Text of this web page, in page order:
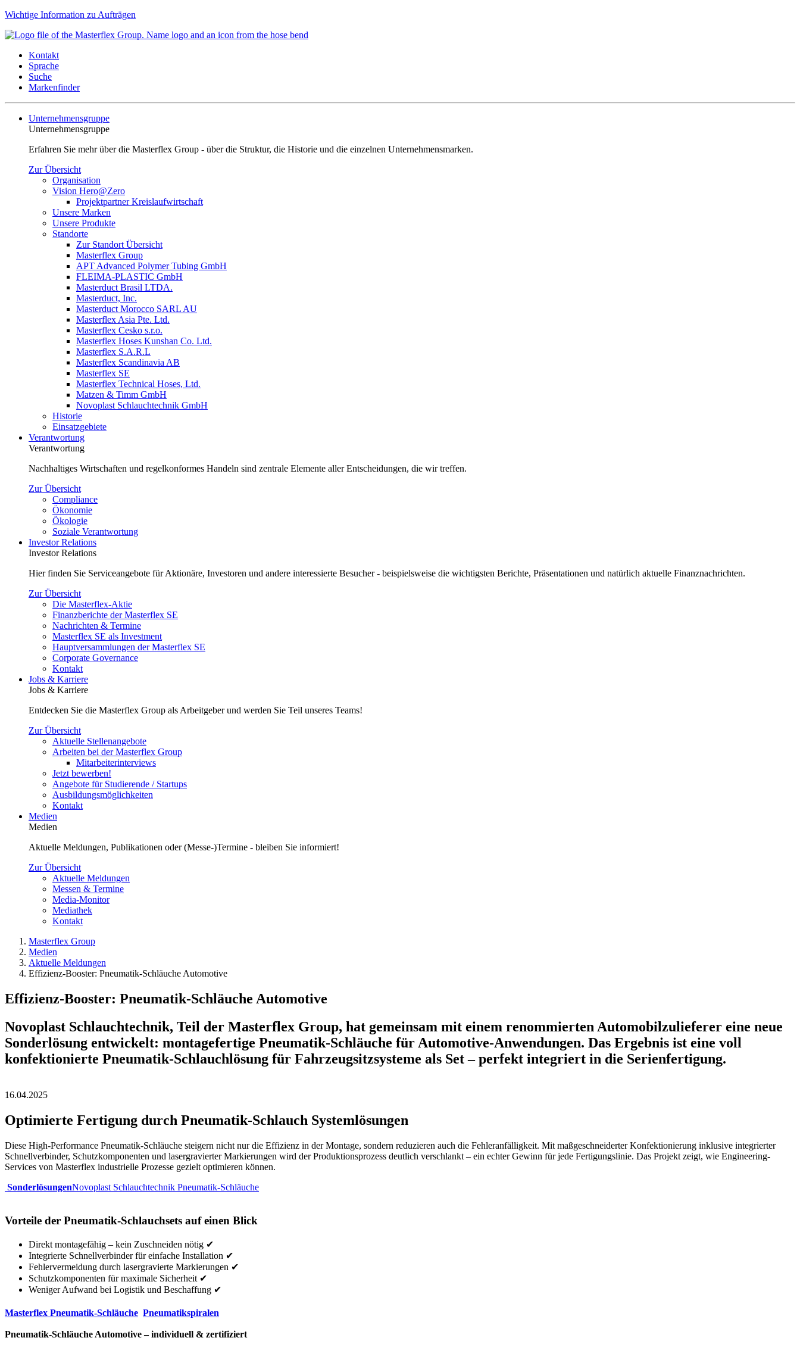
Wichtige Information zu Aufträgen
Kontakt
Sprache
Suche
Markenfinder
Unternehmensgruppe
Unternehmensgruppe
Erfahren Sie mehr über die Masterflex Group - über die Struktur, die Historie und die einzelnen Unternehmensmarken.
Zur Übersicht
Organisation
Vision Hero@Zero
Projektpartner Kreislaufwirtschaft
Unsere Marken
Unsere Produkte
Standorte
Zur Standort Übersicht
Masterflex Group
APT Advanced Polymer Tubing GmbH
FLEIMA-PLASTIC GmbH
Masterduct Brasil LTDA.
Masterduct, Inc.
Masterduct Morocco SARL AU
Masterflex Asia Pte. Ltd.
Masterflex Cesko s.r.o.
Masterflex Hoses Kunshan Co. Ltd.
Masterflex S.A.R.L
Masterflex Scandinavia AB
Masterflex SE
Masterflex Technical Hoses, Ltd.
Matzen & Timm GmbH
Novoplast Schlauchtechnik GmbH
Historie
Einsatzgebiete
Verantwortung
Verantwortung
Nachhaltiges Wirtschaften und regelkonformes Handeln sind zentrale Elemente aller Entscheidungen, die wir treffen.
Zur Übersicht
Compliance
Ökonomie
Ökologie
Soziale Verantwortung
Investor Relations
Investor Relations
Hier finden Sie Serviceangebote für Aktionäre, Investoren und andere interessierte Besucher - beispielsweise die wichtigsten Berichte, Präsentationen und natürlich aktuelle Finanznachrichten.
Zur Übersicht
Die Masterflex-Aktie
Finanzberichte der Masterflex SE
Nachrichten & Termine
Masterflex SE als Investment
Hauptversammlungen der Masterflex SE
Corporate Governance
Kontakt
Jobs & Karriere
Jobs & Karriere
Entdecken Sie die Masterflex Group als Arbeitgeber und werden Sie Teil unseres Teams!
Zur Übersicht
Aktuelle Stellenangebote
Arbeiten bei der Masterflex Group
Mitarbeiterinterviews
Jetzt bewerben!
Angebote für Studierende / Startups
Ausbildungsmöglichkeiten
Kontakt
Medien
Medien
Aktuelle Meldungen, Publikationen oder (Messe-)Termine - bleiben Sie informiert!
Zur Übersicht
Aktuelle Meldungen
Messen & Termine
Media-Monitor
Mediathek
Kontakt
Masterflex Group
Medien
Aktuelle Meldungen
Effizienz-Booster: Pneumatik-Schläuche Automotive
Effizienz-Booster: Pneumatik-Schläuche Automotive
Novoplast Schlauchtechnik, Teil der Masterflex Group, hat gemeinsam mit einem renommierten Automobilzulieferer eine neue
Sonderlösung entwickelt: montagefertige Pneumatik-Schläuche für Automotive-Anwendungen. Das Ergebnis ist eine voll
konfektionierte Pneumatik-Schlauchlösung für Fahrzeugsitzsysteme als Set – perfekt integriert in die Serienfertigung.
16.04.2025
Optimierte Fertigung durch Pneumatik-Schlauch Systemlösungen
Diese High-Performance Pneumatik-Schläuche steigern nicht nur die Effizienz in der Montage, sondern reduzieren auch die Fehleranfälligkeit. Mit maßgeschneiderter Konfektionierung inklusive integrierter
Schnellverbinder, Schutzkomponenten und lasergravierter Markierungen wird der Produktionsprozess deutlich verschlankt – ein echter Gewinn für jede Fertigungslinie. Das Projekt zeigt, wie Engineering-
Services von Masterflex industrielle Prozesse gezielt optimieren können.
SonderlösungenNovoplast Schlauchtechnik Pneumatik-Schläuche
Vorteile der Pneumatik-Schlauchsets auf einen Blick
Direkt montagefähig – kein Zuschneiden nötig ✔
Integrierte Schnellverbinder für einfache Installation ✔
Fehlervermeidung durch lasergravierte Markierungen ✔
Schutzkomponenten für maximale Sicherheit ✔
Weniger Aufwand bei Logistik und Beschaffung ✔
Masterflex Pneumatik-Schläuche Pneumatikspiralen
Pneumatik-Schläuche Automotive – individuell & zertifiziert